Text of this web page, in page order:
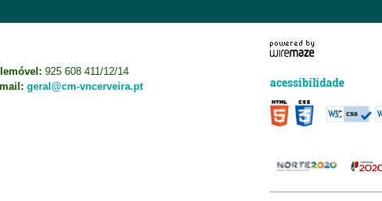
925 608 411/12/14
geral@cm-vncerveira.pt acessibilidade